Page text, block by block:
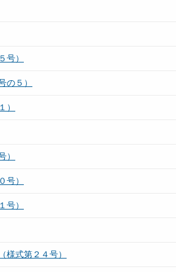
号）
の５）
）
）
号）
号）
様式第２４号）